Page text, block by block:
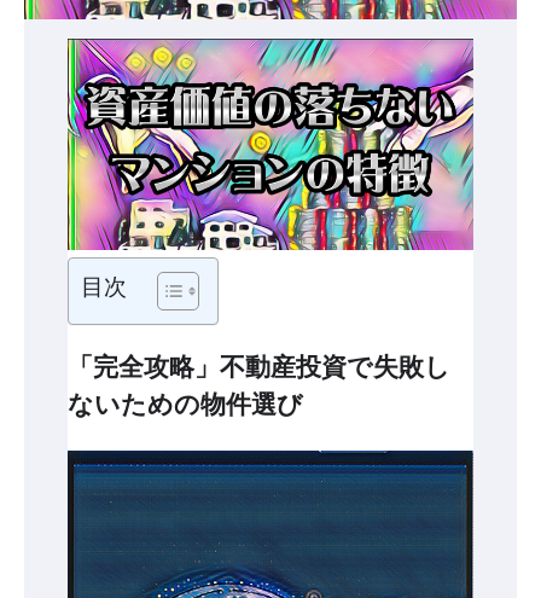
目次
「完全攻略」不動産投資で失敗し
ないための物件選び